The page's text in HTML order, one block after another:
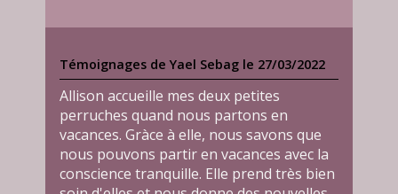
Témoignages de Yael Sebag le 27/03/2022
Allison accueille mes deux petites
perruches quand nous partons en
vacances. Gràce à elle, nous savons que
nous pouvons partir en vacances avec la
conscience tranquille. Elle prend très bien